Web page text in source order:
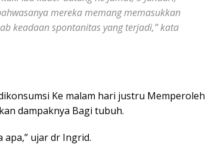
mereka memang memasukkan
keadaan spontanitas yang terjadi,” kata
Ke malam hari justru Memperoleh
dampaknya Bagi tubuh.
ujar dr Ingrid.